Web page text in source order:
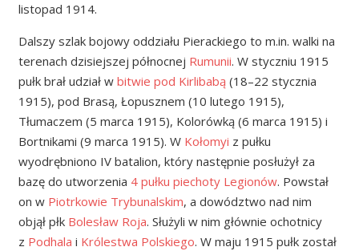
listopad 1914.
Dalszy szlak bojowy oddziału Pierackiego to m.in. walki na
terenach dzisiejszej północnej Rumunii. W styczniu 1915
pułk brał udział w bitwie pod Kirlibabą (18–22 stycznia
1915), pod Brasą, Łopusznem (10 lutego 1915),
Tłumaczem (5 marca 1915), Kolorówką (6 marca 1915) i
Bortnikami (9 marca 1915). W Kołomyi z pułku
wyodrębniono IV batalion, który następnie posłużył za
bazę do utworzenia 4 pułku piechoty Legionów. Powstał
on w Piotrkowie Trybunalskim, a dowództwo nad nim
objął płk Bolesław Roja. Służyli w nim głównie ochotnicy
z Podhala i Królestwa Polskiego. W maju 1915 pułk został